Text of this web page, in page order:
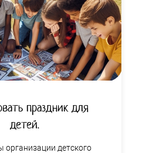
праздник для
детей.
организации детского